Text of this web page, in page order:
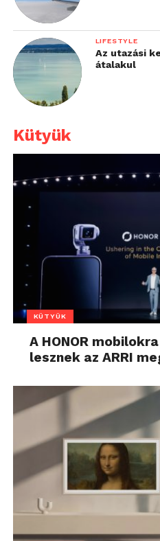
LIFESTYLE
Az utazási
átalakul
Kütyük
KÜTYÜK
A HONOR
lesznek az ARRI